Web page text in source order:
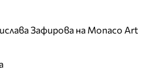
Зафирова на Monaco Art